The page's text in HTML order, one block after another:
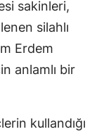
sakinleri,
silahlı
Erdem
anlamlı bir
kullandığı